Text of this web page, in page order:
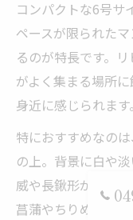
コンパクトな6号サ
ペースが限られた
るのが特長です。
がよく集まる場所
身近に感じられます。
特におすすめなの
の上。背景に白や
威や長鍬形がより映
菖蒲やちりめん細